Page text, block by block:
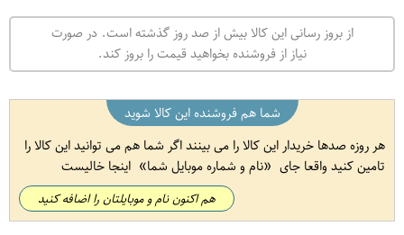
از بروز رسانی این کالا بیش از صد روز گذشته است. در صورت
نیاز از فروشنده بخواهید قیمت را بروز کند.
شما هم فروشنده این کالا شوید
هر روزه صدها خریدار این کالا را می بینند اگر شما هم می توانید این کالا را
تامین کنید واقعا جای
نام و شماره موبایل شما اینجا خالیست
هم اکنون نام و موبایلتان را اضافه کنید